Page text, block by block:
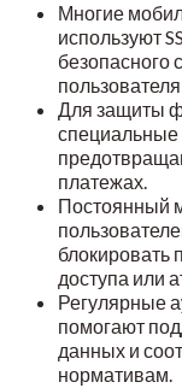
Многие
используют
безопасного
Для защиты
специальные
платежах.
Постоянный
блокировать
доступа или
Регулярные
помогают
данных и
нормативам.